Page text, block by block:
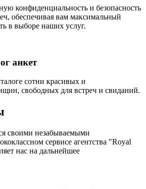
конфиденциальность и безопасность
обеспечивая вам максимальный
в выборе наших услуг.
анкет
сотни красивых и
свободных для встреч и свиданий.
своими незабываемыми
сервисе агентства "Royal
нас на дальнейшее